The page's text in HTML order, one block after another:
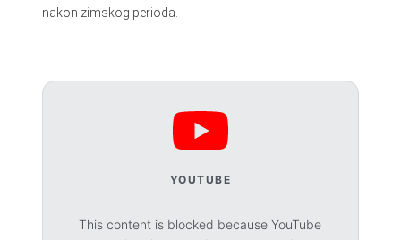
nakon zimskog perioda.
YOUTUBE
This content is blocked because YouTube